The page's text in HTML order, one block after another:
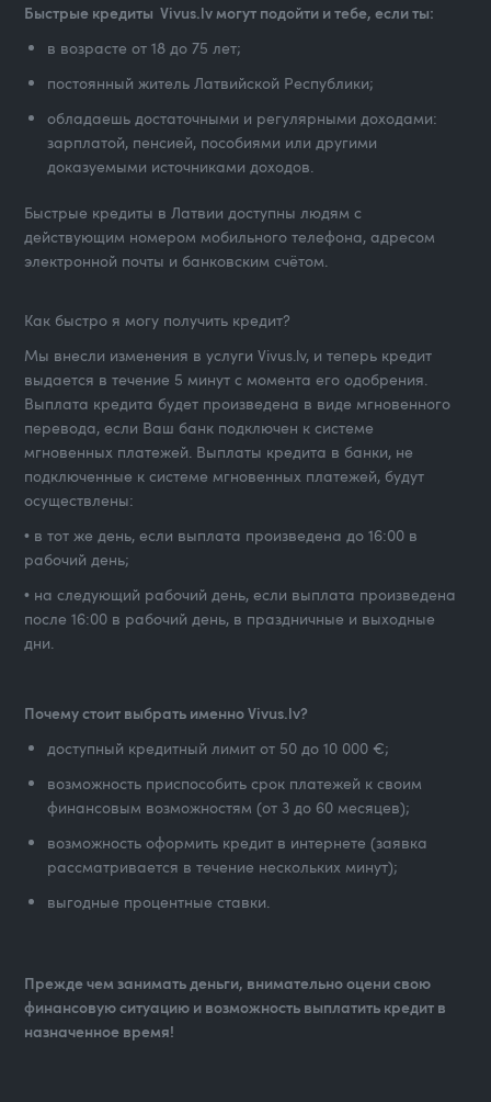
Быстрые кредиты Vivus.lv могут подойти и тебе, если ты:
в возрасте от 18 до 75 лет;
постоянный житель Латвийской Республики;
обладаешь достаточными и регулярными доходами:
зарплатой, пенсией, пособиями или другими
доказуемыми источниками доходов.
Быстрые кредиты в Латвии доступны людям с
действующим номером мобильного телефона, адресом
электронной почты и банковским счётом.
Как быстро я могу получить кредит?
Мы внесли изменения в услуги Vivus.lv, и теперь кредит
выдается в течение 5 минут с момента его одобрения.
Выплата кредита будет произведена в виде мгновенного
перевода, если Ваш банк подключен к системе
мгновенных платежей. Выплаты кредита в банки, не
подключенные к системе мгновенных платежей, будут
осуществлены:
• в тот же день, если выплата произведена до 16:00 в
рабочий день;
• на следующий рабочий день, если выплата произведена
после 16:00 в рабочий день, в праздничные и выходные
дни.
Почему стоит выбрать именно Vivus.lv?
доступный кредитный лимит от 50 до 10 000 €;
возможность приспособить срок платежей к своим
финансовым возможностям (от 3 до 60 месяцев);
возможность оформить кредит в интернете (заявка
рассматривается в течение нескольких минут);
выгодные процентные ставки.
Прежде чем занимать деньги, внимательно оцени свою
финансовую ситуацию и возможность выплатить кредит в
назначенное время!